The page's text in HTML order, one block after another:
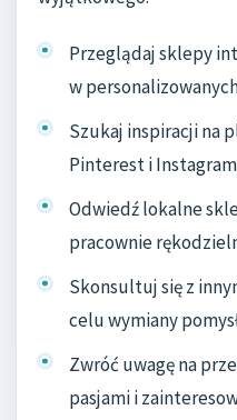
Przeglądaj sklepy
w
Szukaj inspiracji na
Pinterest i
Odwiedź lokalne
pracownie
Skonsultuj się z
celu wymiany
Zwróć uwagę na
pasjami i